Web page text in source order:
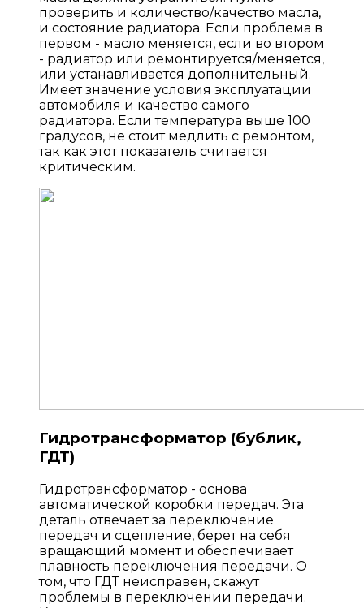
проверить и количество/качество масла,
и состояние радиатора. Если проблема в
первом - масло меняется, если во втором
- радиатор или ремонтируется/меняется,
или устанавливается дополнительный.
Имеет значение условия эксплуатации
автомобиля и качество самого
радиатора. Если температура выше 100
градусов, не стоит медлить с ремонтом,
так как этот показатель считается
критическим.
Гидротрансформатор (бублик,
ГДТ)
Гидротрансформатор - основа
автоматической коробки передач. Эта
деталь отвечает за переключение
передач и сцепление, берет на себя
вращающий момент и обеспечивает
плавность переключения передачи. О
том, что ГДТ неисправен, скажут
проблемы в переключении передачи.